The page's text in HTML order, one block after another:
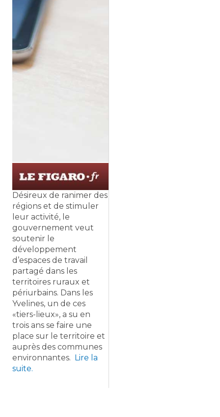
Désireux de ranimer des
régions et de stimuler
leur activité, le
gouvernement veut
soutenir le
développement
d’espaces de travail
partagé dans les
territoires ruraux et
périurbains. Dans les
Yvelines, un de ces
«tiers-lieux», a su en
trois ans se faire une
place sur le territoire et
auprès des communes
environnantes. Lire la
suite.